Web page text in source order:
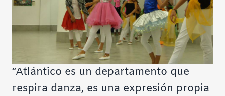
“Atlántico es un departamento que
respira danza, es una expresión propia